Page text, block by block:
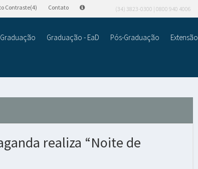
Contraste(4) Contato (34) 3823-0300 | 0800 940 4006
Graduação Graduação - EaD Pós-Graduação Extensão
realiza “Noite de